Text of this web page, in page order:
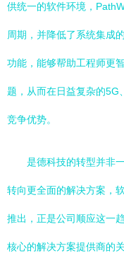
供统一的软件环境，
周期，并降低了系统集成
功能，能够帮助工程师更
题，从而在日益复杂的5G
竞争优势。
是德科技的转型并非
转向更全面的解决方案，
推出，正是公司顺应这一
核心的解决方案提供商的